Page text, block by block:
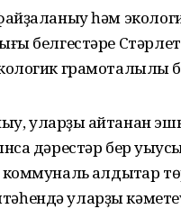
һәм
белгестәре
грамоталылыҡ
уларҙы ҡайтанан
дәрестәр бер
ҡалдыҡтар
уларҙы